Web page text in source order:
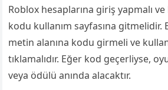
Roblox hesaplarına giriş yapmalı
kodu kullanım sayfasına gitmelidir.
metin alanına kodu girmeli ve
tıklamalıdır. Eğer kod geçerliyse,
veya ödülü anında alacaktır.